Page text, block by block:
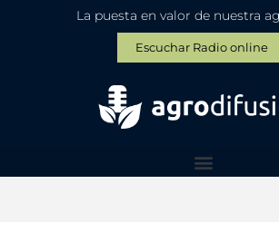
La puesta en valor de nuestra
Escuchar Radio online